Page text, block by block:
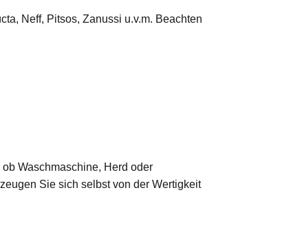
Neff, Pitsos, Zanussi u.v.m. Beachten
Waschmaschine, Herd oder
Sie sich selbst von der Wertigkeit